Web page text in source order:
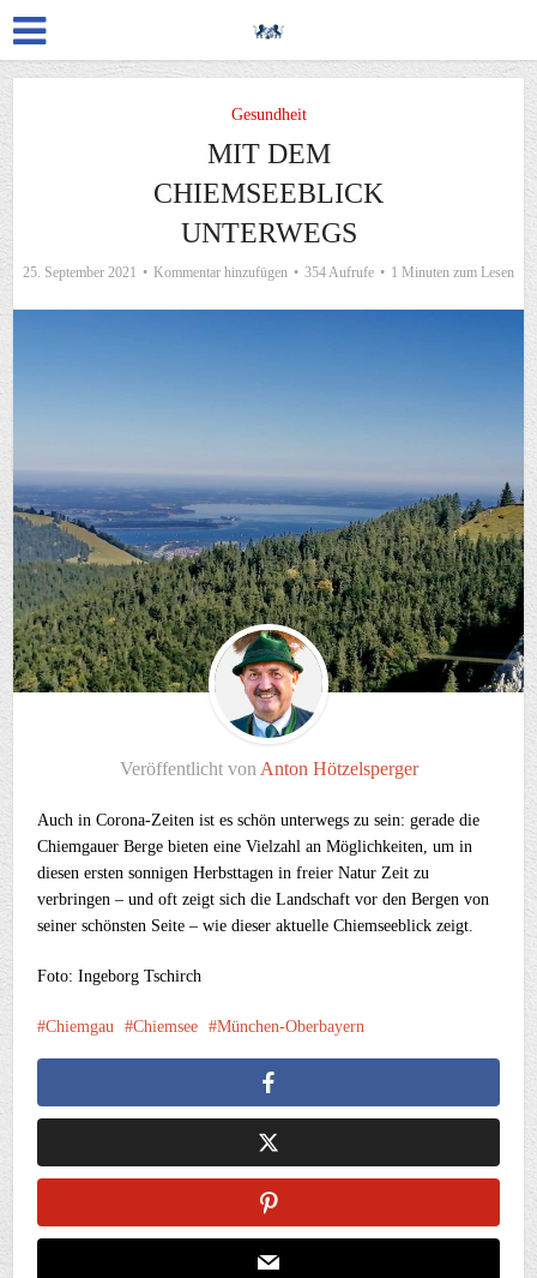
Gesundheit
MIT DEM
CHIEMSEEBLICK
UNTERWEGS
25. September 2021 Kommentar hinzufügen 354 Aufrufe 1 Minuten zum Lesen
Veröffentlicht von Anton Hötzelsperger
Auch in Corona-Zeiten ist es schön unterwegs zu sein: gerade die
Chiemgauer Berge bieten eine Vielzahl an Möglichkeiten, um in
diesen ersten sonnigen Herbsttagen in freier Natur Zeit zu
verbringen – und oft zeigt sich die Landschaft vor den Bergen von
seiner schönsten Seite – wie dieser aktuelle Chiemseeblick zeigt.
Foto: Ingeborg Tschirch
Chiemgau Chiemsee München-Oberbayern